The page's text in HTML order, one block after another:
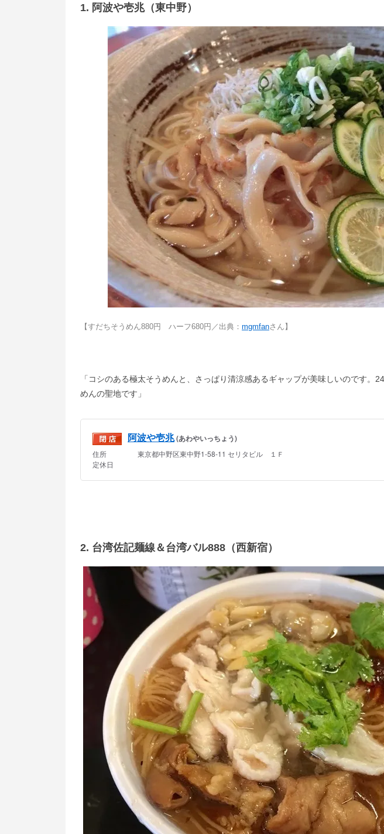
1. 阿波や壱兆（東中野）
【すだちそうめん880円 ハーフ680円／出典： mgmfanさん】
「コシのある極太そうめんと、さっぱり清涼感あるギャップが美味しいのです。
めんの聖地です」
2. 台湾佐記麺線＆台湾バル888（西新宿）